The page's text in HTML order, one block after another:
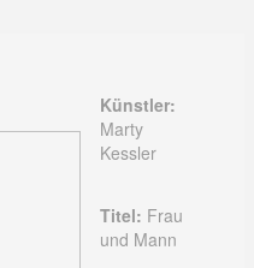
Künstler:
Marty
Kessler
Titel: Frau
und Mann